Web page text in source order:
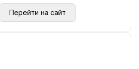
Перейти на сайт